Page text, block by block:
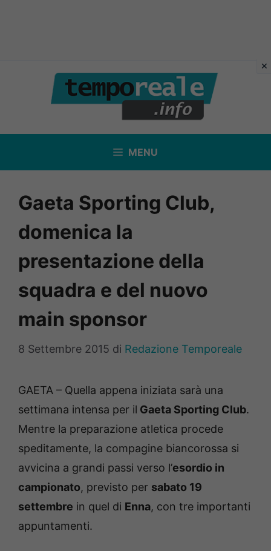
contenuto
MENU
Gaeta Sporting Club,
domenica la
presentazione della
squadra e del nuovo
main sponsor
8 Settembre 2015 di Redazione Temporeale
GAETA – Quella appena iniziata sarà una
settimana intensa per il Gaeta Sporting Club.
Mentre la preparazione atletica procede
speditamente, la compagine biancorossa si
avvicina a grandi passi verso l’esordio in
campionato, previsto per sabato 19
settembre in quel di Enna, con tre importanti
appuntamenti.